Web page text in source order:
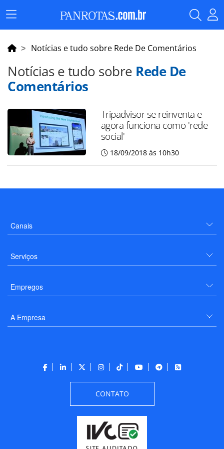
Menu
Principal
Notícias e tudo sobre Rede De Comentários
Notícias e tudo sobre Rede De
Comentários
Tripadvisor se reinventa e
agora funciona como 'rede
social'
18/09/2018 às 10h30
Canais
Serviços
Empregos
A Empresa
CONTATO